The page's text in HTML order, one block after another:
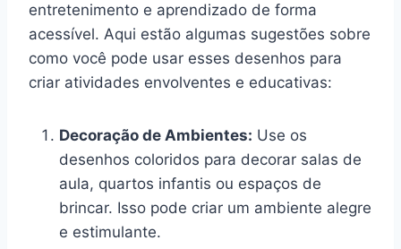
entretenimento e aprendizado de forma
acessível. Aqui estão algumas sugestões sobre
como você pode usar esses desenhos para
criar atividades envolventes e educativas:
Decoração de Ambientes: Use os
desenhos coloridos para decorar salas de
aula, quartos infantis ou espaços de
brincar. Isso pode criar um ambiente alegre
e estimulante.